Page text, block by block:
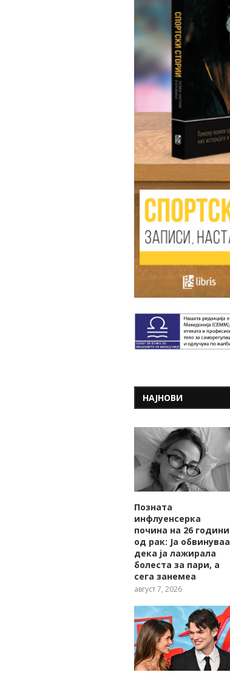
НАЈНОВИ
Позната
инфлуенсерка
почина на 26 години
од рак: Ја обвинуваа
дека ја лажирала
болеста за пари, а
сега занемеа
август 7, 2026